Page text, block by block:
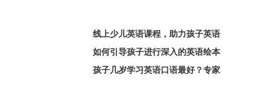
线上少儿英语课程，助力孩子英语
如何引导孩子进行深入的英语绘本
孩子几岁学习英语口语最好？专家